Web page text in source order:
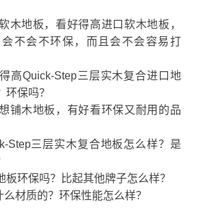
木地板，看好得高进口软木地板，
不会不环保，而且会不会容易打
高Quick-Step三层实木复合进口地
保吗？
铺木地板，有好看环保又耐用的品
Step三层实木复合地板怎么样？是
板环保吗？比起其他牌子怎么样？
材质的？环保性能怎么样？